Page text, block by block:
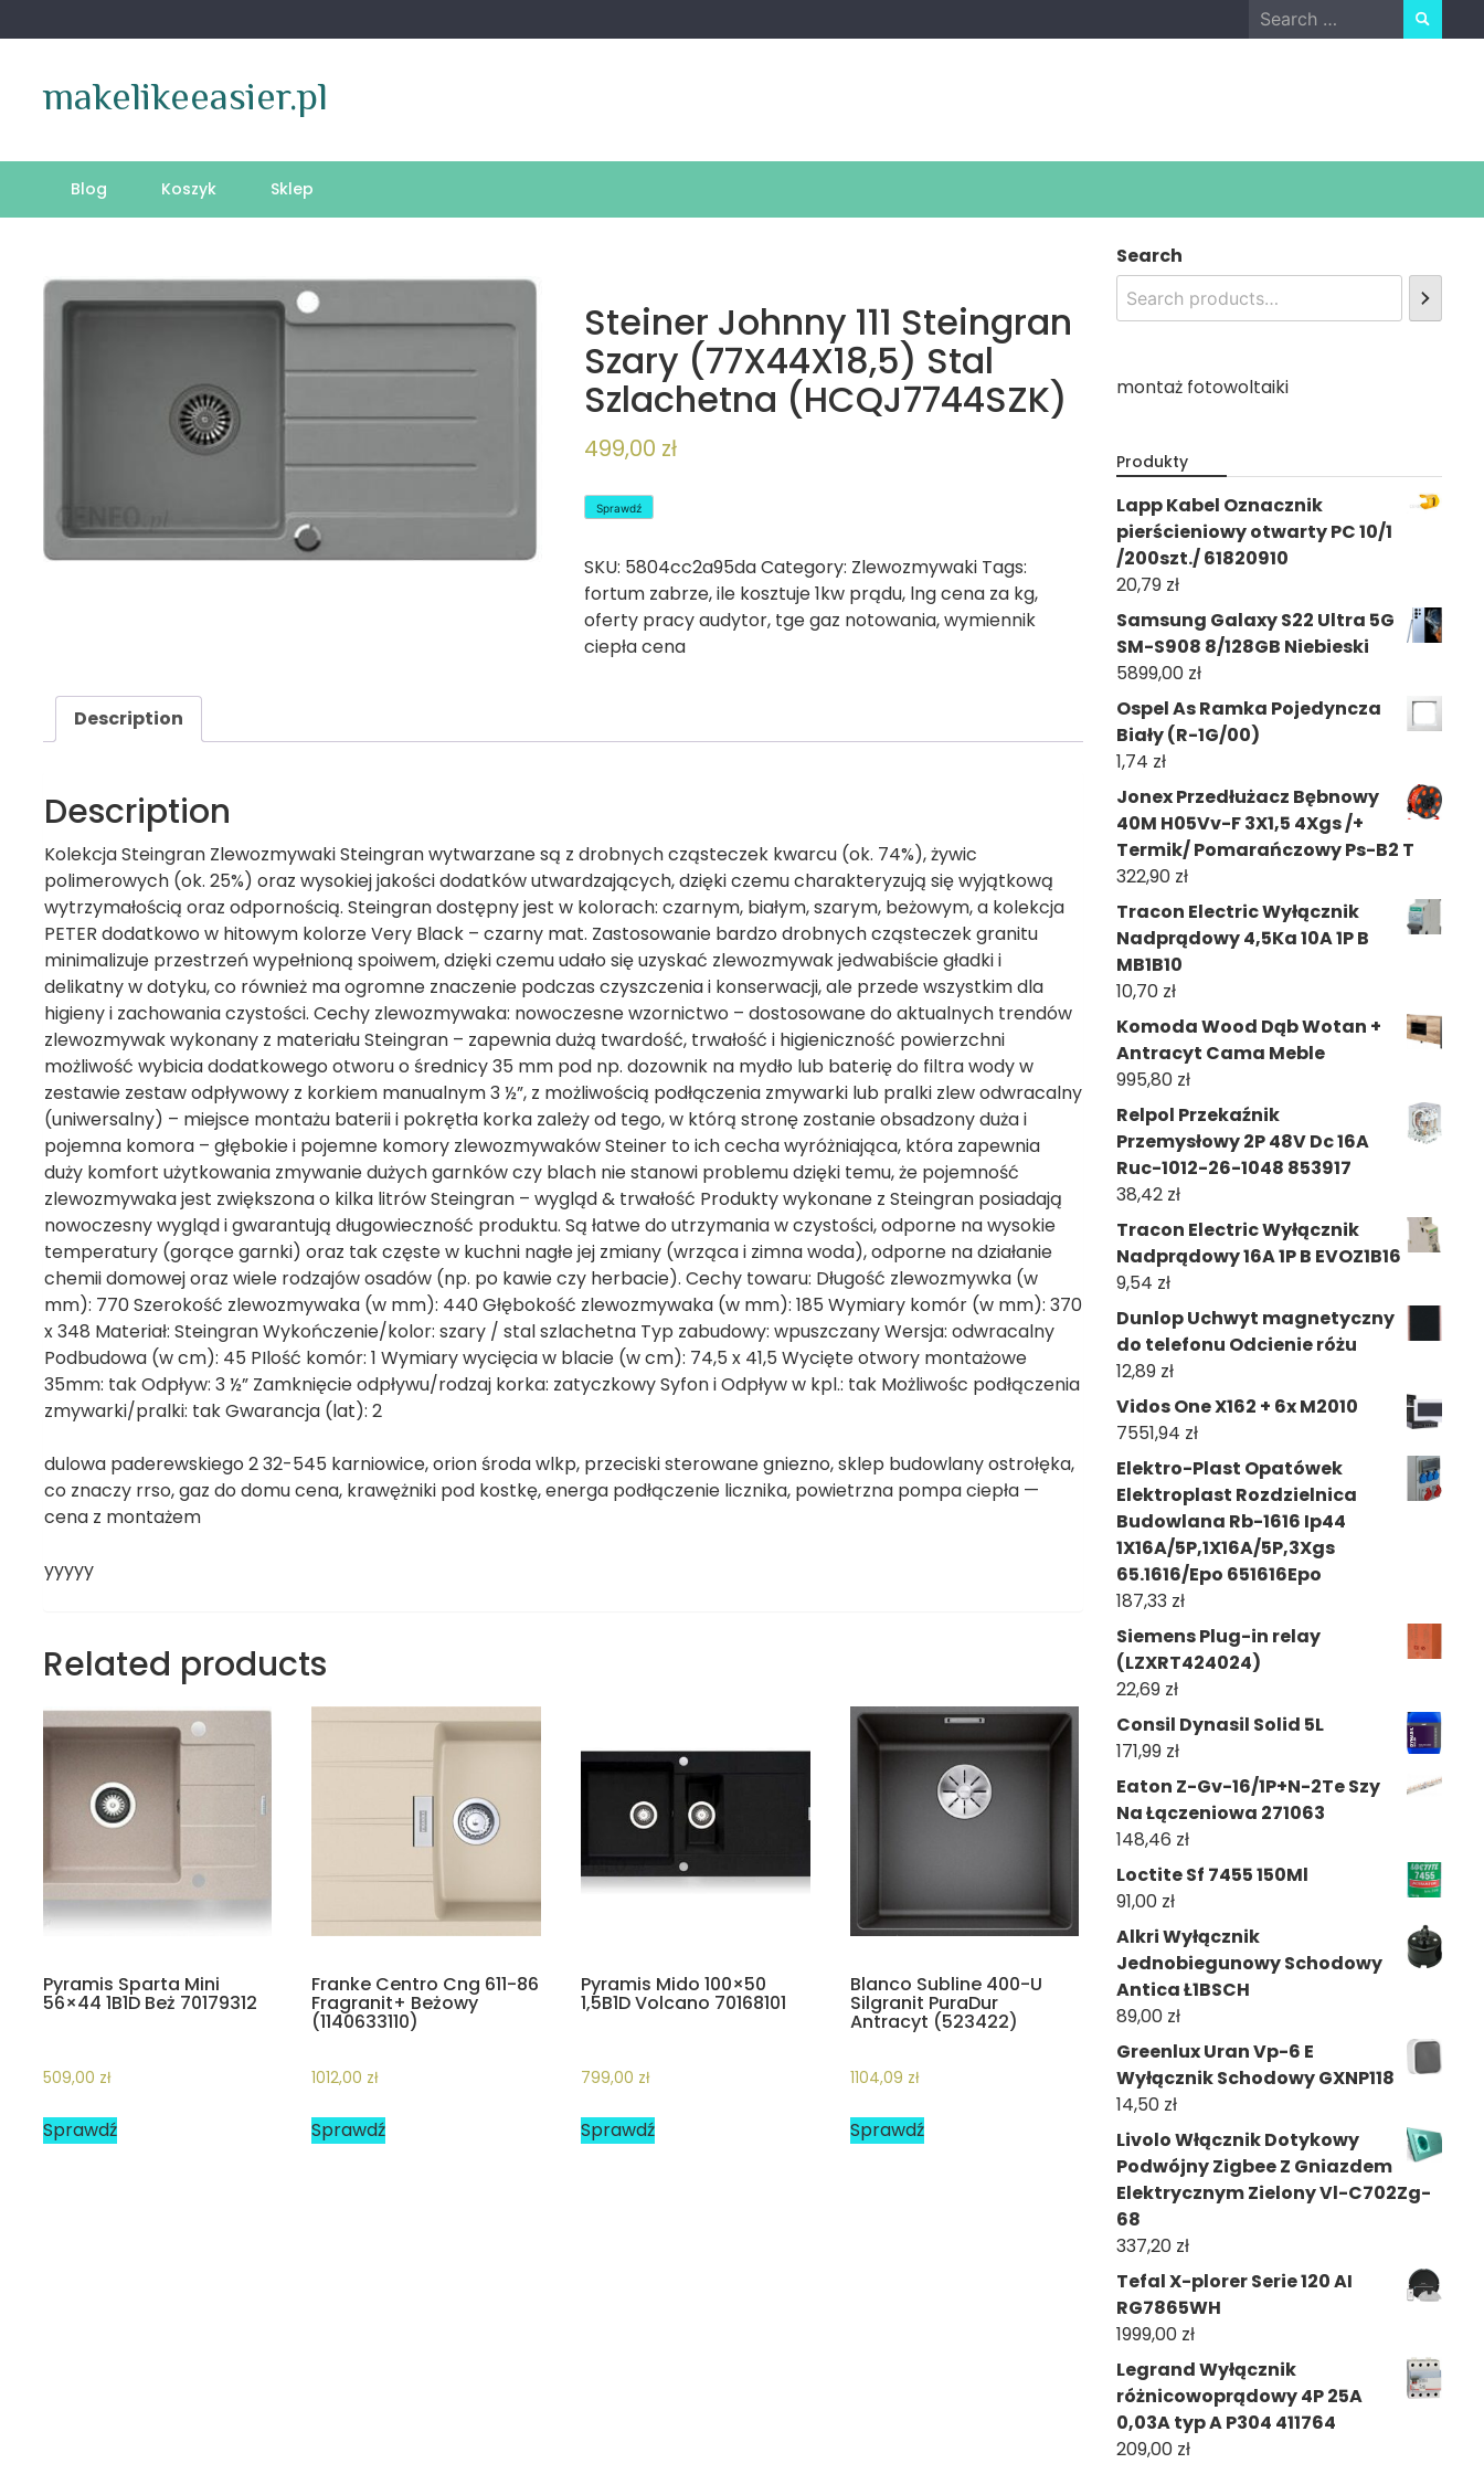
to
Search
for:
makelikeeasier.pl
Blog Koszyk Sklep
Steiner Johnny 111 Steingran
Szary (77X44X18,5) Stal
Szlachetna (HCQJ7744SZK)
499,00 zł
Sprawdź
SKU: 5804cc2a95daCategory: Zlewozmywaki Tags:
fortum zabrze,ile kosztuje 1kw prądu, lng cena za kg,
oferty pracy audytor, tge gaz notowania,wymiennik
ciepła cena
Description
Description
Kolekcja Steingran Zlewozmywaki Steingran wytwarzane są z drobnych cząsteczek kwarcu (ok. 74%), żywic
polimerowych (ok. 25%) oraz wysokiej jakości dodatków utwardzających, dzięki czemu charakteryzują się wyjątkową
wytrzymałością oraz odpornością. Steingran dostępny jest w kolorach: czarnym, białym, szarym, beżowym, a kolekcja
PETER dodatkowo w hitowym kolorze Very Black – czarny mat. Zastosowanie bardzo drobnych cząsteczek granitu
minimalizuje przestrzeń wypełnioną spoiwem, dzięki czemu udało się uzyskać zlewozmywak jedwabiście gładki i
delikatny w dotyku, co również ma ogromne znaczenie podczas czyszczenia i konserwacji, ale przede wszystkim dla
higieny i zachowania czystości. Cechy zlewozmywaka: nowoczesne wzornictwo – dostosowane do aktualnych trendów
zlewozmywak wykonany z materiału Steingran – zapewnia dużą twardość, trwałość i higieniczność powierzchni
możliwość wybicia dodatkowego otworu o średnicy 35 mm pod np. dozownik na mydło lub baterię do filtra wody w
zestawie zestaw odpływowy z korkiem manualnym 3 ½”, z możliwością podłączenia zmywarki lub pralki zlew odwracalny
(uniwersalny) – miejsce montażu baterii i pokrętła korka zależy od tego, w którą stronę zostanie obsadzony duża i
pojemna komora – głębokie i pojemne komory zlewozmywaków Steiner to ich cecha wyróżniająca, która zapewnia
duży komfort użytkowania zmywanie dużych garnków czy blach nie stanowi problemu dzięki temu, że pojemność
zlewozmywaka jest zwiększona o kilka litrów Steingran – wygląd & trwałość Produkty wykonane z Steingran posiadają
nowoczesny wygląd i gwarantują długowieczność produktu. Są łatwe do utrzymania w czystości, odporne na wysokie
temperatury (gorące garnki) oraz tak częste w kuchni nagłe jej zmiany (wrząca i zimna woda), odporne na działanie
chemii domowej oraz wiele rodzajów osadów (np. po kawie czy herbacie). Cechy towaru: Długość zlewozmywka (w
mm): 770 Szerokość zlewozmywaka (w mm): 440 Głębokość zlewozmywaka (w mm): 185 Wymiary komór (w mm): 370
x 348 Materiał: Steingran Wykończenie/kolor: szary / stal szlachetna Typ zabudowy: wpuszczany Wersja: odwracalny
Podbudowa (w cm): 45 PIlość komór: 1 Wymiary wycięcia w blacie (w cm): 74,5 x 41,5 Wycięte otwory montażowe
35mm: tak Odpływ: 3 ½” Zamknięcie odpływu/rodzaj korka: zatyczkowy Syfon i Odpływ w kpl.: tak Możliwośc podłączenia
zmywarki/pralki: tak Gwarancja (lat): 2
dulowa paderewskiego 2 32-545 karniowice, orion środa wlkp, przeciski sterowane gniezno, sklep budowlany ostrołęka,
co znaczy rrso, gaz do domu cena, krawężniki pod kostkę, energa podłączenie licznika, powietrzna pompa ciepła —
cena z montażem
yyyyy
Related products
Pyramis Sparta Mini
56×44 1B1D Beż 70179312
509,00 zł
Sprawdź
Franke Centro Cng 611-86
Fragranit+ Beżowy
(1140633110)
1012,00 zł
Sprawdź
Pyramis Mido 100×50
1,5B1D Volcano 70168101
799,00 zł
Sprawdź
Blanco Subline 400-U
Silgranit PuraDur
Antracyt (523422)
1104,09 zł
Sprawdź
Search
montaż fotowoltaiki
Produkty
Lapp Kabel Oznacznik
pierścieniowy otwarty PC 10/1
/200szt./ 61820910
20,79 zł
Samsung Galaxy S22 Ultra 5G
SM-S908 8/128GB Niebieski
5899,00 zł
Ospel As Ramka Pojedyncza
Biały (R-1G/00)
1,74 zł
Jonex Przedłużacz Bębnowy
40M H05Vv-F 3X1,5 4Xgs /+
Termik/ Pomarańczowy Ps-B2 T
322,90 zł
Tracon Electric Wyłącznik
Nadprądowy 4,5Ka 10A 1P B
MB1B10
10,70 zł
Komoda Wood Dąb Wotan +
Antracyt Cama Meble
995,80 zł
Relpol Przekaźnik
Przemysłowy 2P 48V Dc 16A
Ruc-1012-26-1048 853917
38,42 zł
Tracon Electric Wyłącznik
Nadprądowy 16A 1P B EVOZ1B16
9,54 zł
Dunlop Uchwyt magnetyczny
do telefonu Odcienie różu
12,89 zł
Vidos One X162 + 6x M2010
7551,94 zł
Elektro-Plast Opatówek
Elektroplast Rozdzielnica
Budowlana Rb-1616 Ip44
1X16A/5P,1X16A/5P,3Xgs
65.1616/Epo 651616Epo
187,33 zł
Siemens Plug-in relay
(LZXRT424024)
22,69 zł
Consil Dynasil Solid 5L
171,99 zł
Eaton Z-Gv-16/1P+N-2Te Szy
Na Łączeniowa 271063
148,46 zł
Loctite Sf 7455 150Ml
91,00 zł
Alkri Wyłącznik
Jednobiegunowy Schodowy
Antica Ł1BSCH
89,00 zł
Greenlux Uran Vp-6 E
Wyłącznik Schodowy GXNP118
14,50 zł
Livolo Włącznik Dotykowy
Podwójny Zigbee Z Gniazdem
Elektrycznym Zielony Vl-C702Zg-
68
337,20 zł
Tefal X-plorer Serie 120 AI
RG7865WH
1999,00 zł
Legrand Wyłącznik
różnicowoprądowy 4P 25A
0,03A typ A P304 411764
209,00 zł